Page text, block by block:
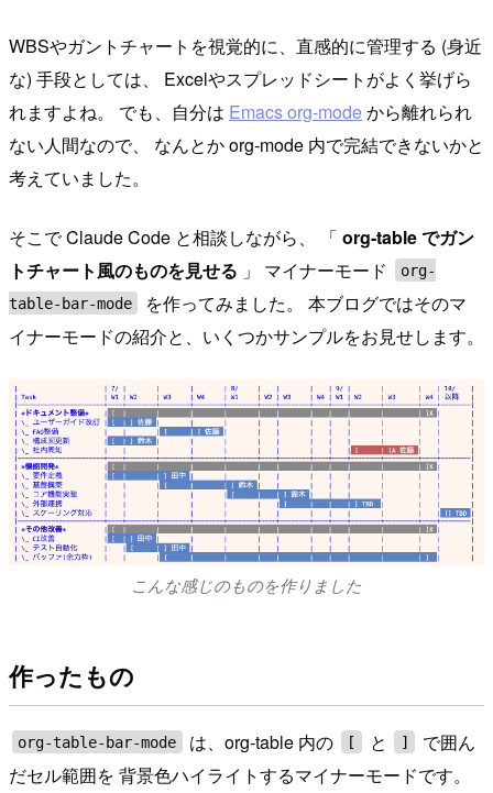
WBSやガントチャートを視覚的に、直感的に管理する (身近
な) 手段としては、 Excelやスプレッドシートがよく挙げら
れますよね。 でも、自分は Emacs org-modeから離れられ
ない人間なので、 なんとか org-mode 内で完結できないかと
考えていました。
そこで Claude Code と相談しながら、 「 org-table でガン
トチャート風のものを見せる 」 マイナーモード
org-
table-bar-mode
を作ってみました。 本ブログではそのマ
イナーモードの紹介と、いくつかサンプルをお見せします。
こんな感じのものを作りました
作ったもの
org-table-bar-mode は、org-table 内の [ と ]
で囲ん
だセル範囲を 背景色ハイライトするマイナーモードです。